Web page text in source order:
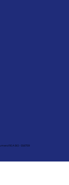
REA BO - 556759